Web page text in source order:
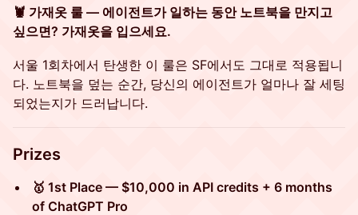
🦞 가재옷 룰 — 에이전트가 일하는 동안 노트북을 만지고
싶으면? 가재옷을 입으세요.
서울 1회차에서 탄생한 이 룰은 SF에서도 그대로 적용됩니
다. 노트북을 덮는 순간, 당신의 에이전트가 얼마나 잘 세팅
되었는지가 드러납니다.
​Prizes
🥇 1st Place — $10,000 in API credits + 6 months
of ChatGPT Pro